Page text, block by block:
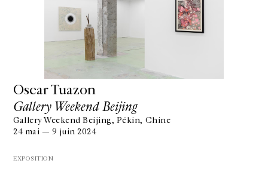
Oscar Tuazon
Gallery Weekend Beijing
Gallery Weekend Beijing, Pékin, Chine
24 mai — 9 juin 2024
EXPOSITION